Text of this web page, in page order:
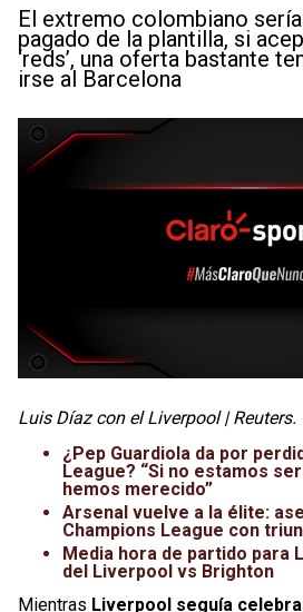
El extremo colombiano
pagado de la plantilla, si
‘reds’, una oferta bastante
irse al Barcelona
Luis Díaz con el Liverpool | Reuters.
¿Pep Guardiola da por
League? “Si no estamos
hemos merecido”
Arsenal vuelve a la élite:
Champions League con
Media hora de partido para
del Liverpool vs Brighton
Mientras Liverpool seguía